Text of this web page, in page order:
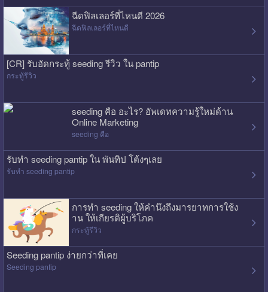
ฉีดฟิลเลอร์ที่ไหนดี 2026
ฉีดฟิลเลอร์ที่ไหนดี
[CR] รับอัดกระทู้ seeding รีวิว ใน pantip
กระทู้รีวิว
seeding คือ อะไร? อัพเดทความรู้ใหม่ด้าน
Online Marketing
seeding คือ
รับทำ seeding pantip ใน พันทิป โต้งๆเลย
รับทำ seeding pantip
การทำ seeding ให้คำนึงถึงมารยาทการใช้ง
าน ให้เกียรติผู้บริโภค
กระทู้รีวิว
Seeding pantip ง่ายกว่าที่เคย
Seeding pantip